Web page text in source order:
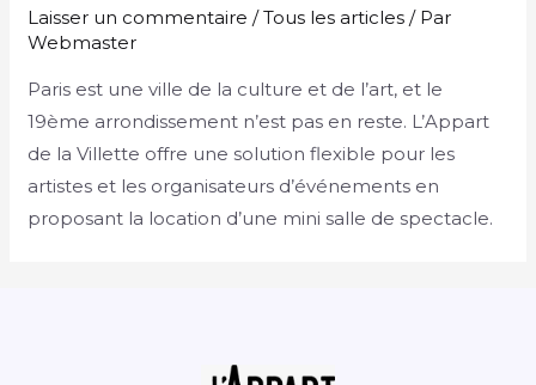
Laisser un commentaire /Tous les articles / Par
Webmaster
Paris est une ville de la culture et de l’art, et le
19ème arrondissement n’est pas en reste. L’Appart
de la Villette offre une solution flexible pour les
artistes et les organisateurs d’événements en
proposant la location d’une mini salle de spectacle.